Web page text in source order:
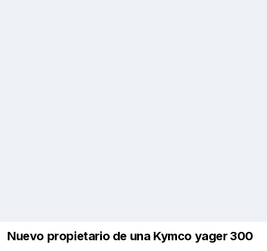
Nuevo propietario de una Kymco yager 300